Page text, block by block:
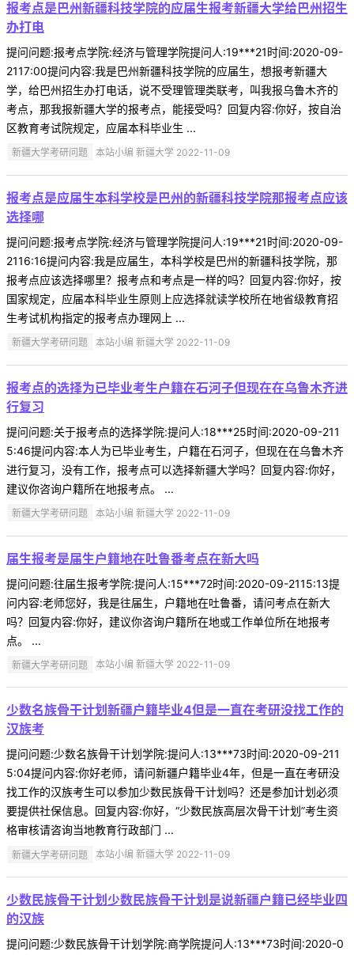
报考点是巴州新疆科技学院的应届生报考新疆大学给巴州招生
办打电
提问问题:报考点学院:经济与管理学院提问人:19***21时间:2020-09-
2117:00提问内容:我是巴州新疆科技学院的应届生，想报考新疆大
学，给巴州招生办打电话，说不受理管理类联考，叫我报乌鲁木齐的
考点，那我报新疆大学的报考点，能接受吗？回复内容:你好，按自治
区教育考试院规定，应届本科毕业生 ...
新疆大学考研问题 本站小编 新疆大学 2022-11-09
报考点是应届生本科学校是巴州的新疆科技学院那报考点应该
选择哪
提问问题:报考点学院:经济与管理学院提问人:19***21时间:2020-09-
2116:16提问内容:我是应届生，本科学校是巴州的新疆科技学院，那
报考点应该选择哪里？报考点和考点是一样的吗？回复内容:你好，按
国家规定，应届本科毕业生原则上应选择就读学校所在地省级教育招
生考试机构指定的报考点办理网上 ...
新疆大学考研问题 本站小编 新疆大学 2022-11-09
报考点的选择为已毕业考生户籍在石河子但现在在乌鲁木齐进
行复习
提问问题:关于报考点的选择学院:提问人:18***25时间:2020-09-211
5:46提问内容:本人为已毕业考生，户籍在石河子，但现在在乌鲁木齐
进行复习，没有工作，报考点可以选择新疆大学吗？回复内容:你好，
建议你咨询户籍所在地报考点。 ...
新疆大学考研问题 本站小编 新疆大学 2022-11-09
届生报考是届生户籍地在吐鲁番考点在新大吗
提问问题:往届生报考学院:提问人:15***72时间:2020-09-2115:13提
问内容:老师您好，我是往届生，户籍地在吐鲁番，请问考点在新大
吗？回复内容:你好，建议你咨询户籍所在地或工作单位所在地报考
点。 ...
新疆大学考研问题 本站小编 新疆大学 2022-11-09
少数名族骨干计划新疆户籍毕业4但是一直在考研没找工作的
汉族考
提问问题:少数名族骨干计划学院:提问人:13***73时间:2020-09-211
5:04提问内容:你好老师，请问新疆户籍毕业4年，但是一直在考研没
找工作的汉族考生可以参加少数民族骨干计划吗？还是参加计划必须
要提供社保信息。回复内容:你好，“少数民族高层次骨干计划”考生资
格审核请咨询当地教育行政部门 ...
新疆大学考研问题 本站小编 新疆大学 2022-11-09
少数民族骨干计划少数民族骨干计划是说新疆户籍已经毕业四
的汉族
提问问题:少数民族骨干计划学院:商学院提问人:13***73时间:2020-0